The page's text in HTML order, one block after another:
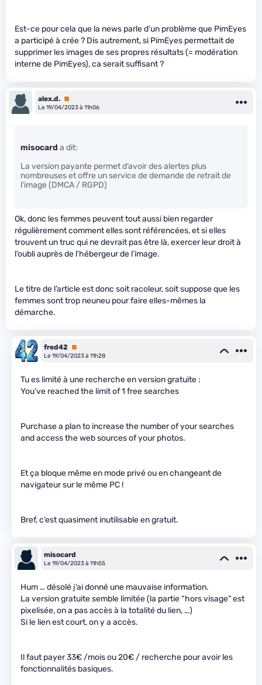
Est-ce pour cela que la news parle d’un problème que PimEyes
a participé à crée ? Dis autrement, si PimEyes permettait de
supprimer les images de ses propres résultats (= modération
interne de PimEyes), ca serait suffisant ?
alex.d. Premium
Le 19/04/2023 à 11h06
misocard a dit:
La version payante permet d’avoir des alertes plus
nombreuses et offre un service de demande de retrait de
l’image (DMCA / RGPD)
Ok, donc les femmes peuvent tout aussi bien regarder
régulièrement comment elles sont référencées, et si elles
trouvent un truc qui ne devrait pas être là, exercer leur droit à
l’oubli auprès de l’hébergeur de l’image.
Le titre de l’article est donc soit racoleur, soit suppose que les
femmes sont trop neuneu pour faire elles-mêmes la
démarche.
fred42 Premium
Le 19/04/2023 à 11h28
Tu es limité à une recherche en version gratuite :
You’ve reached the limit of 1 free searches
Purchase a plan to increase the number of your searches
and access the web sources of your photos.
Et ça bloque même en mode privé ou en changeant de
navigateur sur le même PC !
Bref, c’est quasiment inutilisable en gratuit.
misocard
Le 19/04/2023 à 11h55
Hum … désolé j’ai donné une mauvaise information.
La version gratuite semble limitée (la partie “hors visage” est
pixelisée, on a pas accès à la totalité du lien, …)
Si le lien est court, on y a accès.
Il faut payer 33€ /mois ou 20€ / recherche pour avoir les
fonctionnalités basiques.